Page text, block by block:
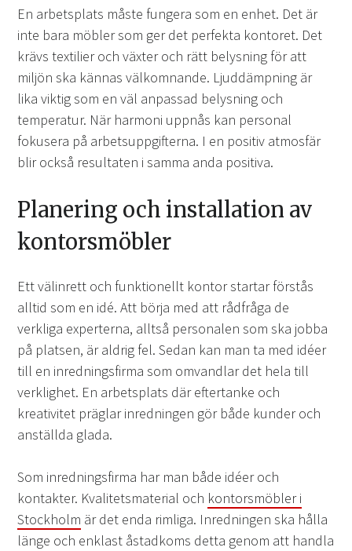
En arbetsplats måste fungera som en enhet. Det är
inte bara möbler som ger det perfekta kontoret. Det
krävs textilier och växter och rätt belysning för att
miljön ska kännas välkomnande. Ljuddämpning är
lika viktig som en väl anpassad belysning och
temperatur. När harmoni uppnås kan personal
fokusera på arbetsuppgifterna. I en positiv atmosfär
blir också resultaten i samma anda positiva.
Planering och installation av
kontorsmöbler
Ett välinrett och funktionellt kontor startar förstås
alltid som en idé. Att börja med att rådfråga de
verkliga experterna, alltså personalen som ska jobba
på platsen, är aldrig fel. Sedan kan man ta med idéer
till en inredningsfirma som omvandlar det hela till
verklighet. En arbetsplats där eftertanke och
kreativitet präglar inredningen gör både kunder och
anställda glada.
Som inredningsfirma har man både idéer och
kontakter. Kvalitetsmaterial och kontorsmöbler i
Stockholm är det enda rimliga. Inredningen ska hålla
länge och enklast åstadkoms detta genom att handla